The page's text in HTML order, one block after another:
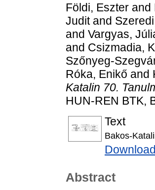
Földi, Eszter and
Juditand
and Vargyas,
and Csizmadia,
Szőnyeg-
Róka, Enikő and
Katalin 70.
HUN-REN BTK,
Text
Bakos-
Abstract